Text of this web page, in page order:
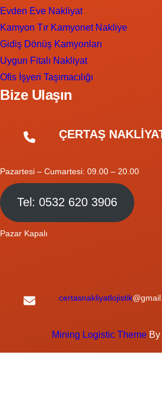
Evden Eve Nakliyat
Kamyon Tır Kamyonet Nakliye
Gidiş Dönüş Kamyonları
Uygun Fitalı Nakliyat
Ofis İşyeri Taşımacılığı
Bize Ulaşın
ÇERTAŞ
Pazartesi – Cumartesi: 09.00 – 20.00
Tel: 0532 620 3906
Pazar Kapalı
certasnakliyatlojistik
Mining Logistic Theme